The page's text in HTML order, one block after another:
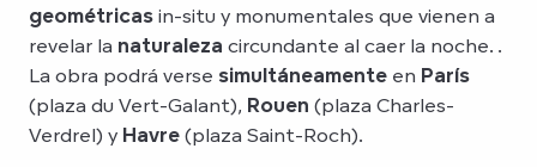
geométricas in-situ y monumentales que vienen a
revelar la naturaleza circundante al caer la noche. .
La obra podrá verse simultáneamente en París
(plaza du Vert-Galant), Rouen (plaza Charles-
Verdrel) y Havre (plaza Saint-Roch).